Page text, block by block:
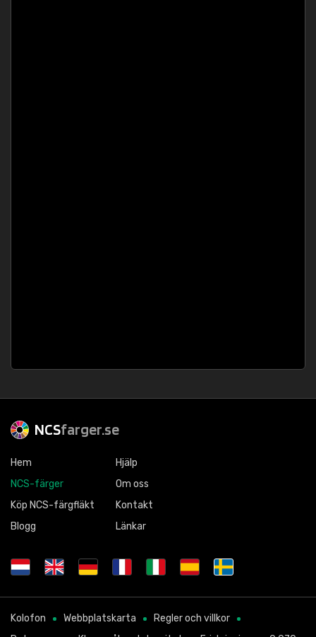
NCSfarger.se
Hem
NCS-färger
Köp NCS-färgfläkt
Blogg
Hjälp
Om oss
Kontakt
Länkar
Kolofon Webbplatskarta
Regler och villkor